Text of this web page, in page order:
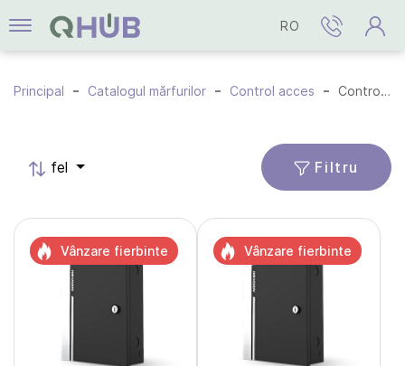
RO
Principal Catalogul mărfurilor Control acces Controlere
fel Filtru
Vânzare fierbinte Vânzare fierbinte